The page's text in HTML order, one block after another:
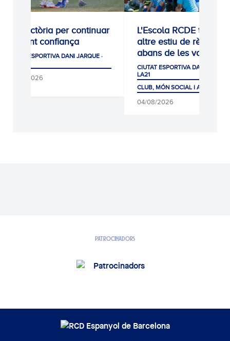
0-1: Victòria per continuar
agafant confiança
CIUTAT ESPORTIVA DANI JARQUE ·
05/08/2026
L'Escola RCDE tanca
altre estiu de rècord
abans de les vacances
CIUTAT ESPORTIVA DANI
LA21
CLUB, MÓN SOCIAL I AFICIÓ
04/08/2026
PATROCINADORS